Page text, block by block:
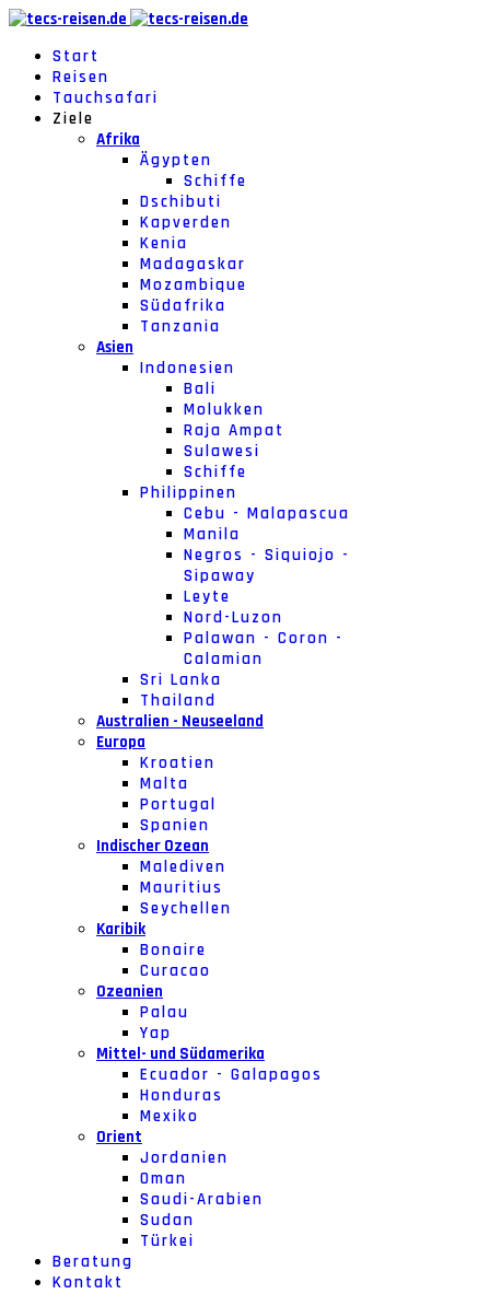
Start
Reisen
Tauchsafari
Ziele
Afrika
Ägypten
Schiffe
Dschibuti
Kapverden
Kenia
Madagaskar
Mozambique
Südafrika
Tanzania
Asien
Indonesien
Bali
Molukken
Raja Ampat
Sulawesi
Schiffe
Philippinen
Cebu - Malapascua
Manila
Negros - Siquiojo -
Sipaway
Leyte
Nord-Luzon
Palawan - Coron -
Calamian
Sri Lanka
Thailand
Australien - Neuseeland
Europa
Kroatien
Malta
Portugal
Spanien
Indischer Ozean
Malediven
Mauritius
Seychellen
Karibik
Bonaire
Curacao
Ozeanien
Palau
Yap
Mittel- und Südamerika
Ecuador - Galapagos
Honduras
Mexiko
Orient
Jordanien
Oman
Saudi-Arabien
Sudan
Türkei
Beratung
Kontakt